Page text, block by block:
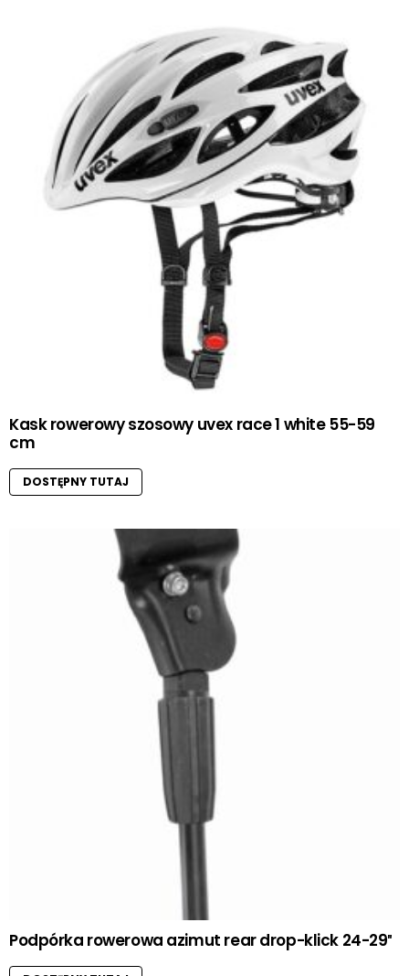
Kask rowerowy szosowy uvex race 1 white 55-59
cm
DOSTĘPNY TUTAJ
Podpórka rowerowa azimut rear drop-klick 24-29″